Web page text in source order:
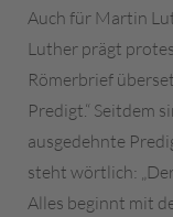
Auch für Martin
Luther prägt
Römerbrief
Predigt.“ Seitdem
ausgedehnte
steht wörtlich:
Alles beginnt mit